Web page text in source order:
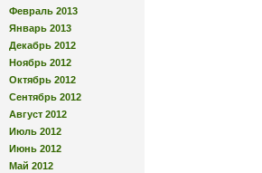
Февраль 2013
Январь 2013
Декабрь 2012
Ноябрь 2012
Октябрь 2012
Сентябрь 2012
Август 2012
Июль 2012
Июнь 2012
Май 2012